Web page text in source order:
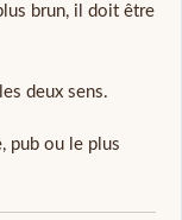
brun, il doit être
deux sens.
pub ou le plus